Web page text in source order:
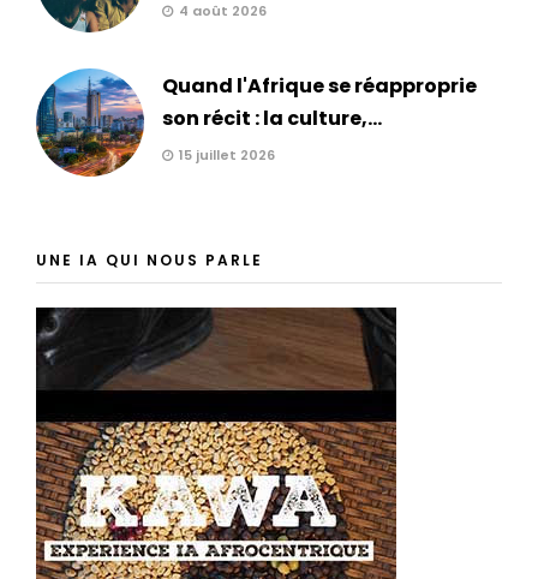
4 août 2026
Quand l'Afrique se réapproprie
son récit : la culture,...
15 juillet 2026
UNE IA QUI NOUS PARLE